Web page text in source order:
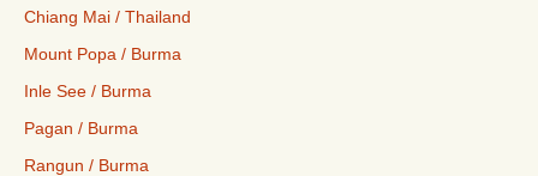
Chiang Mai / Thailand
Mount Popa / Burma
Inle See / Burma
Pagan / Burma
Rangun / Burma